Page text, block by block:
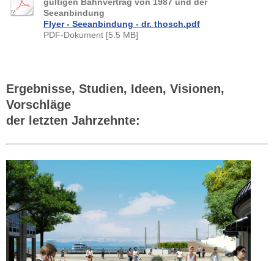
Seeanbindung
Flyer - Seeanbindung - dr. thosch.pdf
PDF-Dokument [5.5 MB]
Ergebnisse, Studien, Ideen, Visionen,
Vorschläge
der letzten Jahrzehnte: